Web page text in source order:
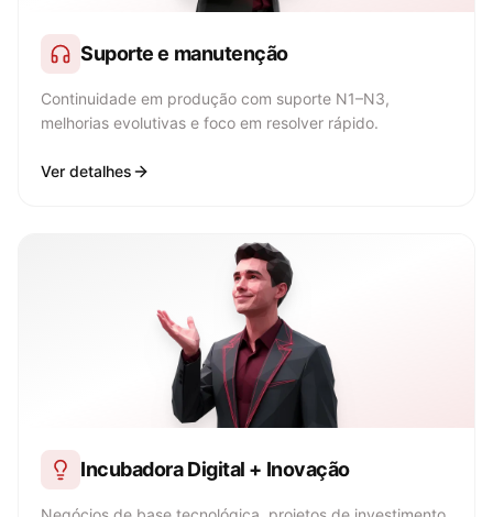
Suporte e manutenção
Continuidade em produção com suporte N1–N3,
melhorias evolutivas e foco em resolver rápido.
Ver detalhes
Incubadora Digital + Inovação